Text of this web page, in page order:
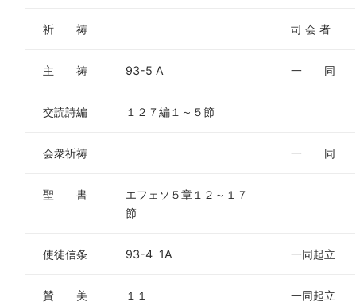
祈 祷 司 会 者
主 祷 93-5 A 一 同
交読詩編 １２７編１～５節
会衆祈祷 一 同
聖 書
エフェソ５章１２～１７
節
使徒信条 93-4 1A 一同起立
賛 美 １１ 一同起立